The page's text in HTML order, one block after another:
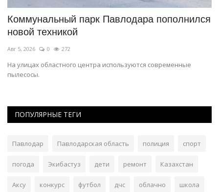
Коммунальный парк Павлодара пополнился
новой техникой
Авг 5, 2026 0 272
На улицах областного центра используются современные
пылесосы.
ПОПУЛЯРНЫЕ ТЕГИ
Павлодар Павлодарская область полиция спорт
погода Экибастуз дети ремонт Казахстан
Аксу конкурс футбол дчс облачно школа